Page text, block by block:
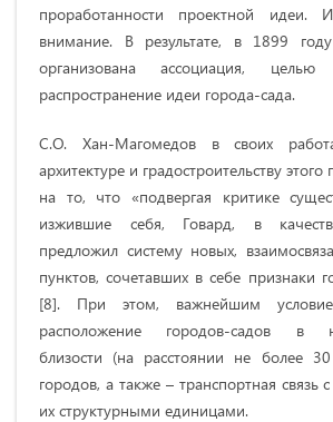
проработанности проектной идеи.
внимание. В результате, в 1899
организована ассоциация,
распространение идеи города-сада.
С.О. Хан-Магомедов в своих
архитектуре и градостроительству
на то, что «подвергая критике
изжившие себя, Говард, в
предложил систему новых,
пунктов, сочетавших в себе признаки
[8]. При этом, важнейшим
расположение городов-садов в
близости (на расстоянии не более
городов, а также – транспортная связь
их структурными единицами.